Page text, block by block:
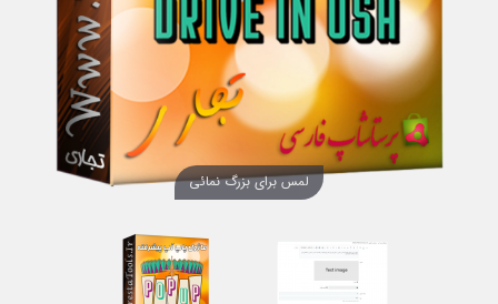
لمس برای بزرگ نمائی